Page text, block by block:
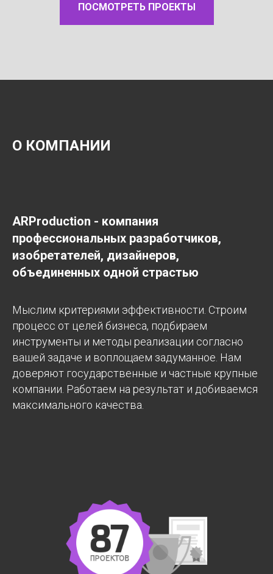
ПОСМОТРЕТЬ ПРОЕКТЫ
О КОМПАНИИ
ARProduction - компания
профессиональных разработчиков,
изобретателей, дизайнеров,
объединенных одной страстью
Мыслим критериями эффективности. Строим
процесс от целей бизнеса, подбираем
инструменты и методы реализации согласно
вашей задаче и воплощаем задуманное. Нам
доверяют государственные и частные крупные
компании. Работаем на результат и добиваемся
максимального качества.